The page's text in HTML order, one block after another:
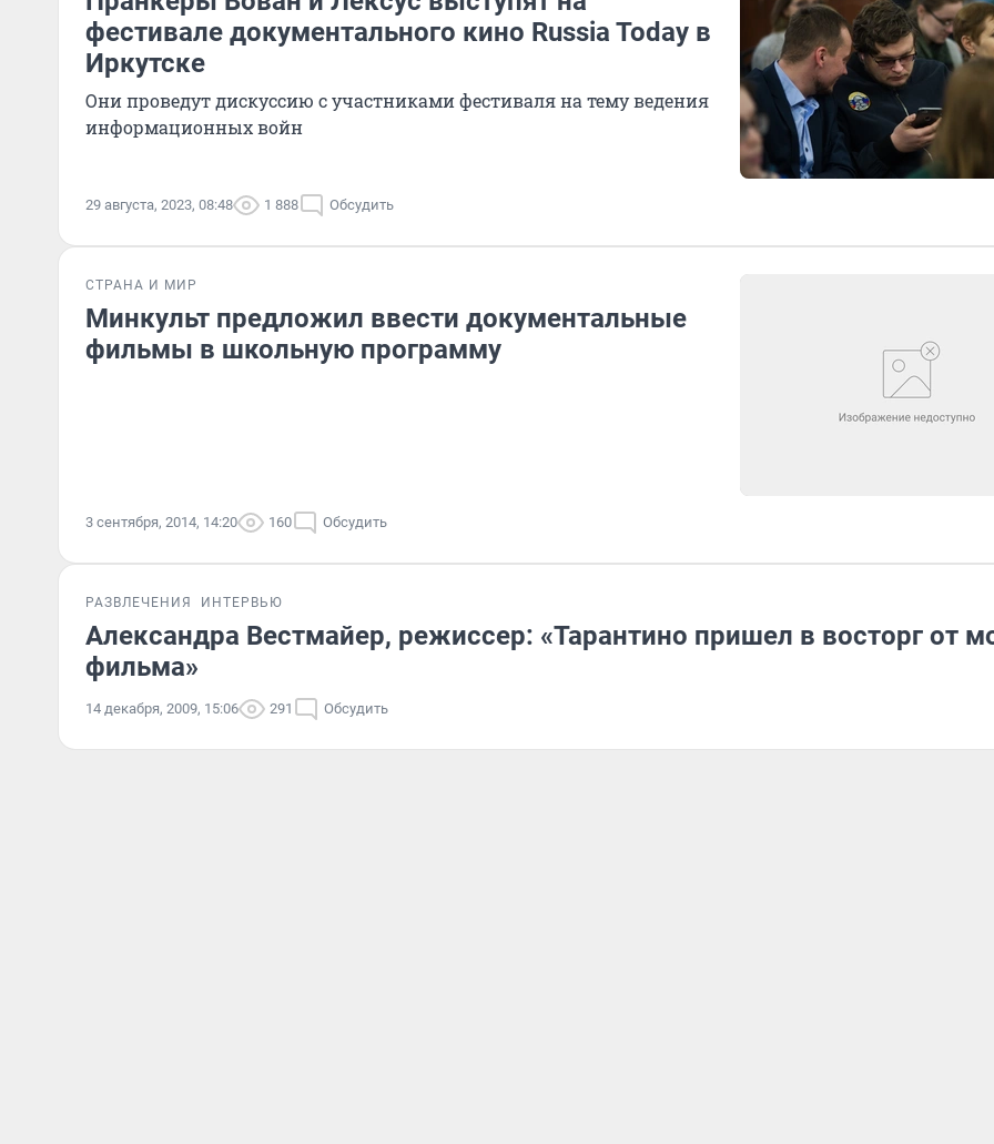
фестивале документального кино Russia Today в
Иркутске
Они проведут дискуссию с участниками фестиваля на тему ведения
информационных войн
29 августа, 2023, 08:48 1 888 Обсудить
СТРАНА И МИР
Минкульт предложил ввести документальные
фильмы в школьную программу
3 сентября, 2014, 14:20 160 Обсудить
РАЗВЛЕЧЕНИЯ ИНТЕРВЬЮ
Александра Вестмайер, режиссер: «Тарантино пришел в восторг от
фильма»
14 декабря, 2009, 15:06 291 Обсудить